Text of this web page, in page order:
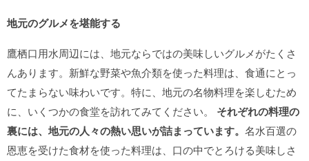
地元のグルメを堪能する
鷹栖口用水周辺には、地元ならではの美味しいグルメがたくさ
んあります。新鮮な野菜や魚介類を使った料理は、食通にとっ
てたまらない味わいです。特に、地元の名物料理を楽しむため
に、いくつかの食堂を訪れてみてください。 それぞれの料理の
裏には、地元の人々の熱い思いが詰まっています。 名水百選の
恩恵を受けた食材を使った料理は、口の中でとろける美味しさ